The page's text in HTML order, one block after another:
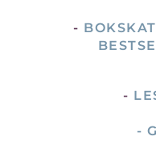
-
-
-